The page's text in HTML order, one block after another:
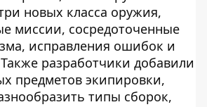
новых класса оружия,
миссии, сосредоточенные
исправления ошибок и
разработчики добавили
предметов экипировки,
типы сборок,